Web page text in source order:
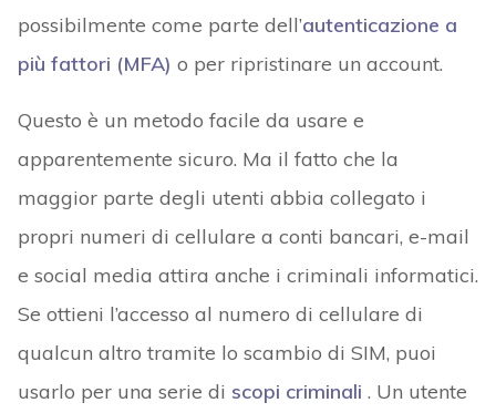
possibilmente come parte dell’autenticazione a
più fattori (MFA) o per ripristinare un account.
Questo è un metodo facile da usare e
apparentemente sicuro. Ma il fatto che la
maggior parte degli utenti abbia collegato i
propri numeri di cellulare a conti bancari, e-mail
e social media attira anche i criminali informatici.
Se ottieni l’accesso al numero di cellulare di
qualcun altro tramite lo scambio di SIM, puoi
usarlo per una serie di scopi criminali . Un utente